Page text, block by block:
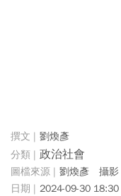
劉煥彥
政治社會
劉煥彥 攝影
2024-09-30 18:30